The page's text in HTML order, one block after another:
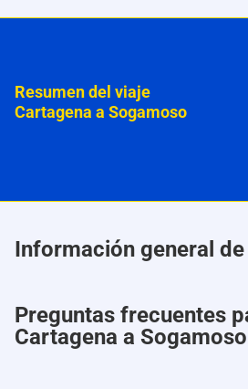
Resumen del viaje
Cartagena a Sogamoso
Información general
Preguntas frecuentes
Cartagena a